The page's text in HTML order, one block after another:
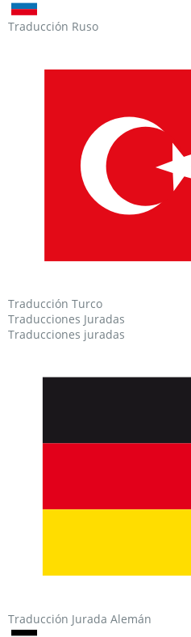
Traducción Ruso
Traducción Turco
Traducciones Juradas
Traducciones juradas
Traducción Jurada Alemán